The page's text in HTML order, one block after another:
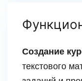
Создание
текстового